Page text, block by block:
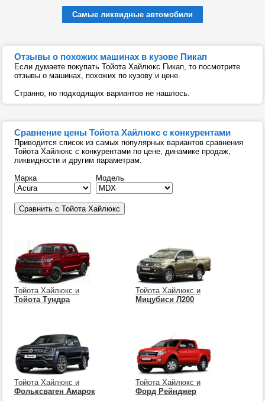
Самые ликвидные автомобили
Отзывы о похожих машинах в кузове Пикап
Если думаете покупать Тойота Хайлюкс Пикап, то посмотрите
отзывы о машинах, похожих по кузову и цене.
Странно, но подходящих вариантов не нашлось.
Сравнение цены Тойота Хайлюкс с конкурентами
Приводится список из самых популярных вариантов сравнения
Тойота Хайлюкс с конкурентами по цене, динамике продаж,
ликвидности и другим параметрам.
Марка
Модель
Тойота Хайлюкс и
Тойота Тундра
Тойота Хайлюкс и
Мицубиси Л200
Тойота Хайлюкс и
Фольксваген Амарок
Тойота Хайлюкс и
Форд Рейнджер